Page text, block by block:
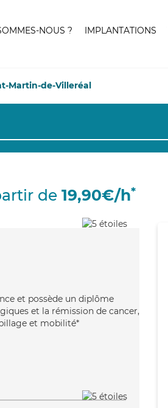
NOUS ? IMPLANTATIONS
Martin-de-Villeréal
de 19,90€/h*
et possède un diplôme
et la rémission de cancer,
et mobilité*